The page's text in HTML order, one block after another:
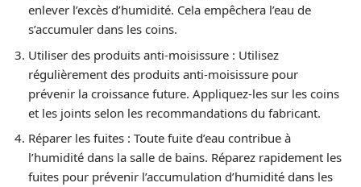
enlever l’excès d’humidité. Cela empêchera l’eau de
s’accumuler dans les coins.
Utiliser des produits anti-moisissure : Utilisez
régulièrement des produits anti-moisissure pour
prévenir la croissance future. Appliquez-les sur les coins
et les joints selon les recommandations du fabricant.
Réparer les fuites : Toute fuite d’eau contribue à
l’humidité dans la salle de bains. Réparez rapidement les
fuites pour prévenir l’accumulation d’humidité dans les